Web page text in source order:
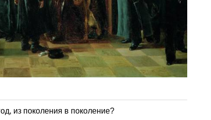
из поколения в поколение?